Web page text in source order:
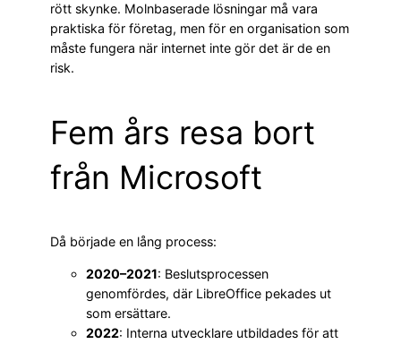
rött skynke. Molnbaserade lösningar må vara
praktiska för företag, men för en organisation som
måste fungera när internet inte gör det är de en
risk.
Fem års resa bort
från Microsoft
Då började en lång process:
2020–2021: Beslutsprocessen
genomfördes, där LibreOffice pekades ut
som ersättare.
2022: Interna utvecklare utbildades för att